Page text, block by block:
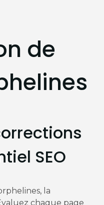
de
SEO
la
chaque page